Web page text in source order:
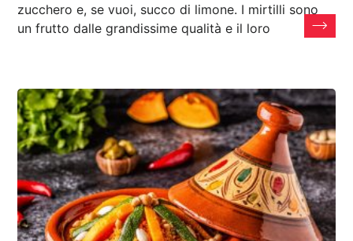
zucchero e, se vuoi, succo di limone. I mirtilli sono
un frutto dalle grandissime qualità e il loro